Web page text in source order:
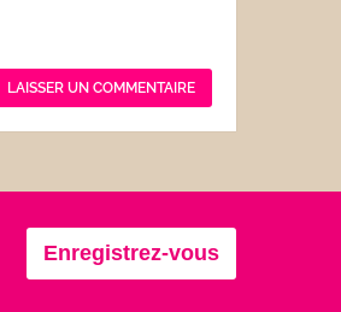
Enregistrez-vous